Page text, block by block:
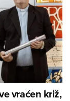
vraćen križ,